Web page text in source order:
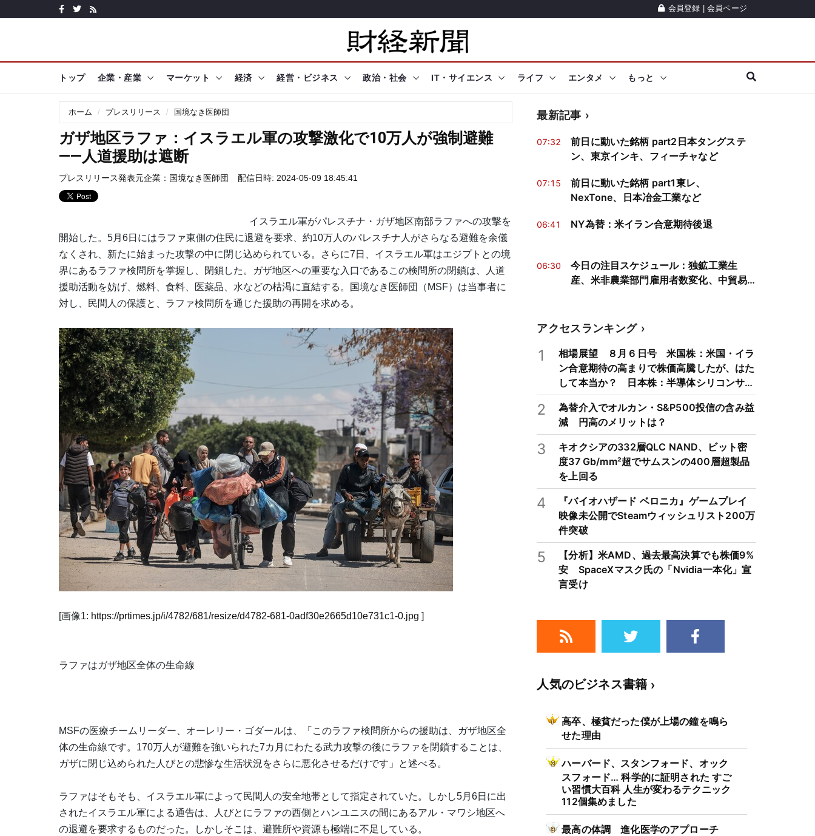
会員登録 会員ページ
トップ 企業・産業 マーケット 経済 経営・ビジネス 政治・社会 IT・サイエンス ライフ エンタメ もっと
ホーム プレスリリース 国境なき医師団
ガザ地区ラファ：イスラエル軍の攻撃激化で10万人が強制避難
――人道援助は遮断
プレスリリース発表元企業： 国境なき医師団 配信日時: 2024-05-09 18:45:41
イスラエル軍がパレスチナ・ガザ地区南部ラファへの攻撃を
開始した。5月6日にはラファ東側の住民に退避を要求、約10万人のパレスチナ人がさらなる避難を余儀
なくされ、新たに始まった攻撃の中に閉じ込められている。さらに7日、イスラエル軍はエジプトとの境
界にあるラファ検問所を掌握し、閉鎖した。ガザ地区への重要な入口であるこの検問所の閉鎖は、人道
援助活動を妨げ、燃料、食料、医薬品、水などの枯渇に直結する。国境なき医師団（MSF）は当事者に
対し、民間人の保護と、ラファ検問所を通じた援助の再開を求める。
[画像1: https://prtimes.jp/i/4782/681/resize/d4782-681-0adf30e2665d10e731c1-0.jpg ]
ラファはガザ地区全体の生命線
MSFの医療チームリーダー、オーレリー・ゴダールは、「このラファ検問所からの援助は、ガザ地区全
体の生命線です。170万人が避難を強いられた7カ月にわたる武力攻撃の後にラファを閉鎖することは、
ガザに閉じ込められた人びとの悲惨な生活状況をさらに悪化させるだけです」と述べる。
ラファはそもそも、イスラエル軍によって民間人の安全地帯として指定されていた。しかし5月6日に出
されたイスラエル軍による通告は、人びとにラファの西側とハンユニスの間にあるアル・マワシ地区へ
の退避を要求するものだった。しかしそこは、避難所や資源も極端に不足している。
最新記事
07:32
前日に動いた銘柄 part2日本タングステ
ン、東京インキ、フィーチャなど
07:15
前日に動いた銘柄 part1東レ、
NexTone、日本冶金工業など
06:41 NY為替：米イラン合意期待後退
06:30
今日の注目スケジュール：独鉱工業生
産、米非農業部門雇用者数変化、中貿易
アクセスランキング
1
相場展望 ８月６日号 米国株：米国・イラ
ン合意期待の高まりで株価高騰したが、はた
して本当か？ 日本株：半導体シリコンサイ
クルは3～4年周期で好・不況を繰り返すた
め注意
2
為替介入でオルカン・S&P500投信の含み益
減 円高のメリットは？
3
キオクシアの332層QLC NAND、ビット密
度37 Gb/mm²超でサムスンの400層超製品
を上回る
4
『バイオハザード ベロニカ』ゲームプレイ
映像未公開でSteamウィッシュリスト200万
件突破
5
【分析】米AMD、過去最高決算でも株価9%
安 SpaceXマスク氏の「Nvidia一本化」宣
言受け
人気のビジネス書籍
高卒、極貧だった僕が上場の鐘を鳴ら
せた理由
ハーバード、スタンフォード、オック
スフォード… 科学的に証明された すご
い習慣大百科 人生が変わるテクニック
112個集めました
最高の体調 進化医学のアプローチ